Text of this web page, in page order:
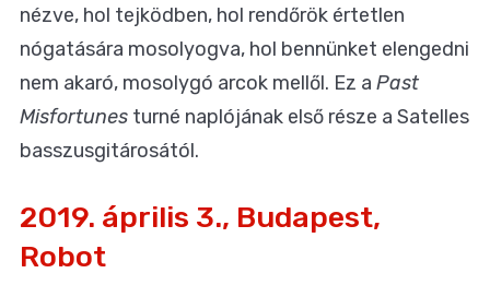
nézve, hol tejködben, hol rendőrök értetlen
nógatására mosolyogva, hol bennünket elengedni
nem akaró, mosolygó arcok mellől. Ez a Past
Misfortunes turné naplójának első része a Satelles
basszusgitárosától.
2019. április 3., Budapest,
Robot